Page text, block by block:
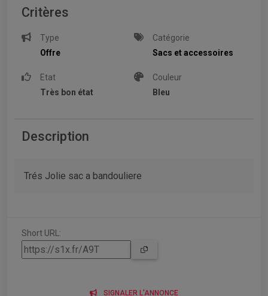
Critères
Type
Offre
Catégorie
Sacs et accessoires
Etat
Très bon état
Couleur
Bleu
Description
Trés Jolie sac a bandouliere
Short URL:
SIGNALER L'ANNONCE